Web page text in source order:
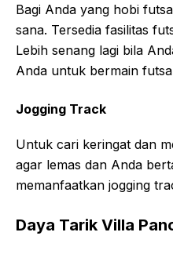
Bagi Anda yang hobi
sana. Tersedia fasilitas
Lebih senang lagi bila
Anda untuk bermain
Jogging Track
Untuk cari keringat dan
agar lemas dan Anda
memanfaatkan jogging
Daya Tarik Villa